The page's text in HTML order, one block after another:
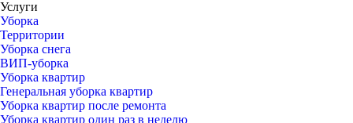
Услуги
Уборка
Территории
Уборка снега
ВИП-уборка
Уборка квартир
Генеральная уборка квартир
Уборка квартир после ремонта
Уборка квартир один раз в неделю